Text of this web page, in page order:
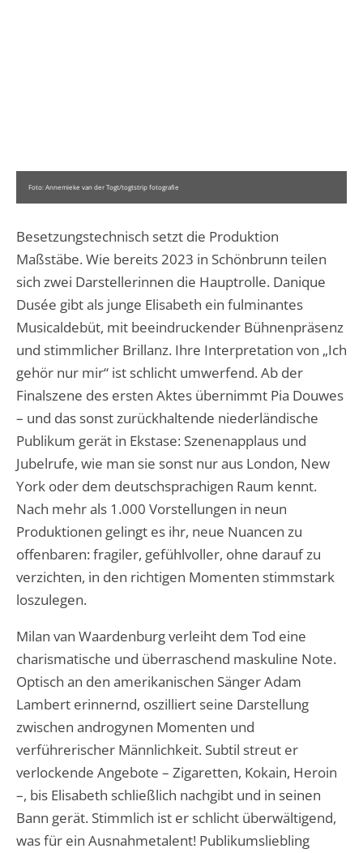
Foto: Annemieke van der Togt/togtstrip fotografie
Besetzungstechnisch setzt die Produktion
Maßstäbe. Wie bereits 2023 in Schönbrunn teilen
sich zwei Darstellerinnen die Hauptrolle. Danique
Dusée gibt als junge Elisabeth ein fulminantes
Musicaldebüt, mit beeindruckender Bühnenpräsenz
und stimmlicher Brillanz. Ihre Interpretation von „Ich
gehör nur mir“ ist schlicht umwerfend. Ab der
Finalszene des ersten Aktes übernimmt Pia Douwes
– und das sonst zurückhaltende niederländische
Publikum gerät in Ekstase: Szenenapplaus und
Jubelrufe, wie man sie sonst nur aus London, New
York oder dem deutschsprachigen Raum kennt.
Nach mehr als 1.000 Vorstellungen in neun
Produktionen gelingt es ihr, neue Nuancen zu
offenbaren: fragiler, gefühlvoller, ohne darauf zu
verzichten, in den richtigen Momenten stimmstark
loszulegen.
Milan van Waardenburg verleiht dem Tod eine
charismatische und überraschend maskuline Note.
Optisch an den amerikanischen Sänger Adam
Lambert erinnernd, oszilliert seine Darstellung
zwischen androgynen Momenten und
verführerischer Männlichkeit. Subtil streut er
verlockende Angebote – Zigaretten, Kokain, Heroin
–, bis Elisabeth schließlich nachgibt und in seinen
Bann gerät. Stimmlich ist er schlicht überwältigend,
was für ein Ausnahmetalent! Publikumsliebling